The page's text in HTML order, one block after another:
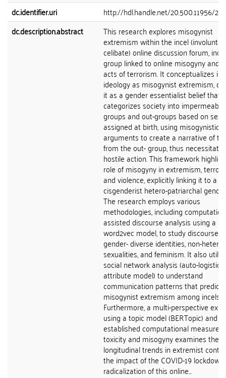
dc.identifier.uri
http://hdl.handle.net/20.500.11956/
dc.description.abstract
This research explores misogynist
extremism within the incel
celibate) online discussion forum,
group linked to online misogyny and
acts of terrorism. It conceptualizes
ideology as misogynist extremism,
it as a gender essentialist belief that
categorizes society into
groups and out-groups based on sex
assigned at birth, using misogynistic
arguments to create a narrative of
from the out- group, thus
hostile action. This framework
role of misogyny in extremism,
and violence, explicitly linking it to a
cisgenderist hetero-patriarchal
The research employs various
methodologies, including
assisted discourse analysis using a
word2vec model, to study discourses
gender- diverse identities, non-
sexualities, and feminism. It also
social network analysis (auto-logistic
attribute model) to understand
communication patterns that predict
misogynist extremism among incels.
Furthermore, a multi-perspective
using a topic model (BERTopic) and
established computational measures
toxicity and misogyny examines the
longitudinal trends in extremist
the impact of the COVID-19
radicalization of this online...